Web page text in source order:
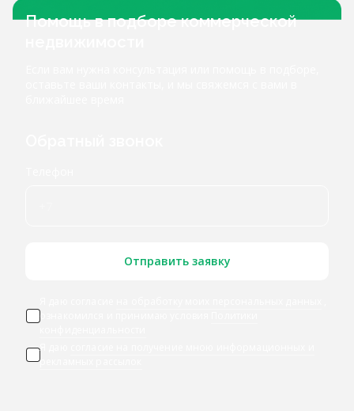
Помощь в подборе коммерческой
Отправить заявку
ознакомился и принимаю условия
Я даю
рекламных рассылок